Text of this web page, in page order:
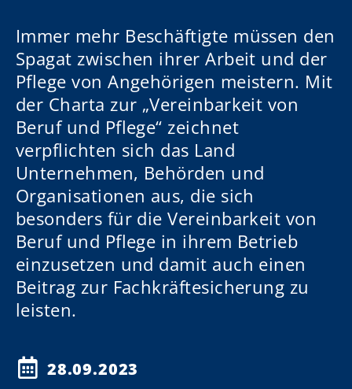
Immer mehr Beschäftigte müssen den
Spagat zwischen ihrer Arbeit und der
Pflege von Angehörigen meistern. Mit
der Charta zur „Vereinbarkeit von
Beruf und Pflege“ zeichnet
verpflichten sich das Land
Unternehmen, Behörden und
Organisationen aus, die sich
besonders für die Vereinbarkeit von
Beruf und Pflege in ihrem Betrieb
einzusetzen und damit auch einen
Beitrag zur Fachkräftesicherung zu
leisten.
28.09.2023